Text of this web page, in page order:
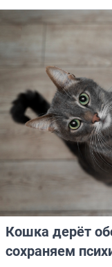
Кошка дерёт
сохраняем